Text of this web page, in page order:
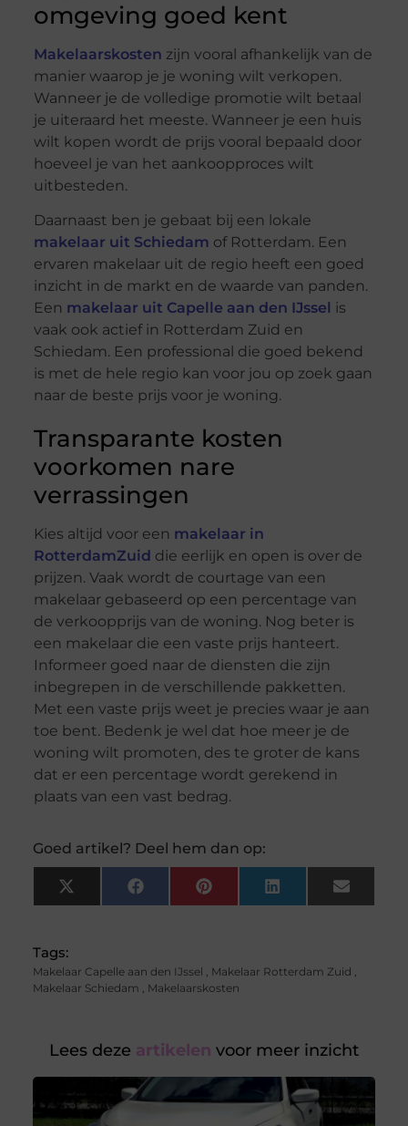
omgeving goed kent
Makelaarskosten zijn vooral afhankelijk van de
manier waarop je je woning wilt verkopen.
Wanneer je de volledige promotie wilt betaal
je uiteraard het meeste. Wanneer je een huis
wilt kopen wordt de prijs vooral bepaald door
hoeveel je van het aankoopproces wilt
uitbesteden.
Daarnaast ben je gebaat bij een lokale
makelaar uit Schiedam of Rotterdam. Een
ervaren makelaar uit de regio heeft een goed
inzicht in de markt en de waarde van panden.
Een makelaar uit Capelle aan den IJssel
is
vaak ook actief in Rotterdam Zuid en
Schiedam. Een professional die goed bekend
is met de hele regio kan voor jou op zoek gaan
naar de beste prijs voor je woning.
Transparante kosten
voorkomen nare
verrassingen
Kies altijd voor een makelaar in
RotterdamZuid die eerlijk en open is over de
prijzen. Vaak wordt de courtage van een
makelaar gebaseerd op een percentage van
de verkoopprijs van de woning. Nog beter is
een makelaar die een vaste prijs hanteert.
Informeer goed naar de diensten die zijn
inbegrepen in de verschillende pakketten.
Met een vaste prijs weet je precies waar je aan
toe bent. Bedenk je wel dat hoe meer je de
woning wilt promoten, des te groter de kans
dat er een percentage wordt gerekend in
plaats van een vast bedrag.
Goed artikel? Deel hem dan op:
X
(Twitter)
FacebookPinterest LinkedIn Email
Tags:
Makelaar Capelle aan den IJssel , Makelaar Rotterdam Zuid ,
Makelaar Schiedam , Makelaarskosten
Lees deze artikelen voor meer inzicht